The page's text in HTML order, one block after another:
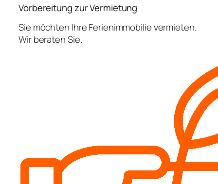
Vorbereitung zur Vermietung
Sie möchten Ihre Ferienimmobilie vermieten.
Wir beraten Sie.